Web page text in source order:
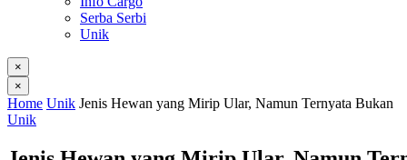
Serba Serbi
Unik
×
×
Home Unik Jenis Hewan yang Mirip Ular, Namun Ternyata Bukan
Unik